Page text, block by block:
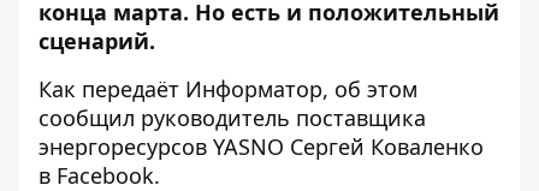
конца марта. Но есть и положительный
сценарий.
Как передаёт Информатор, об этом
сообщил руководитель поставщика
энергоресурсов YASNO Сергей Коваленко
в Facebook.